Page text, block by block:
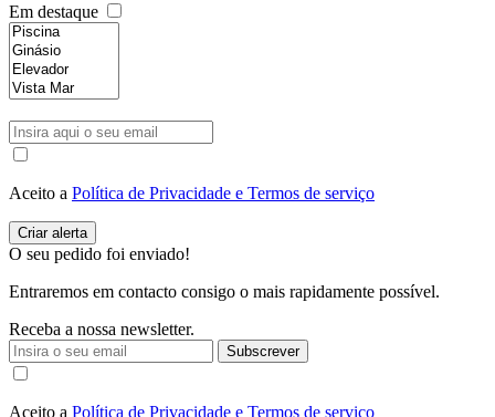
Em destaque
Aceito a Política de Privacidade e Termos de serviço
O seu pedido foi enviado!
Entraremos em contacto consigo o mais rapidamente possível.
Receba a nossa newsletter.
Subscrever
Aceito a Política de Privacidade e Termos de serviço